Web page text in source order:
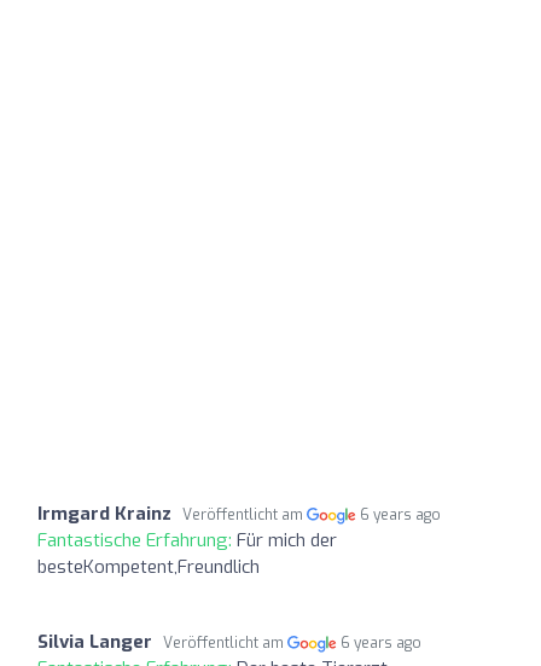
Irmgard Krainz Veröffentlicht am 6 years ago
Fantastische Erfahrung: Für mich der
besteKompetent,Freundlich
Silvia Langer Veröffentlicht am 6 years ago